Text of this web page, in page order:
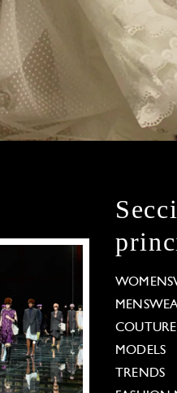
COUTURE
MODELS
TRENDS